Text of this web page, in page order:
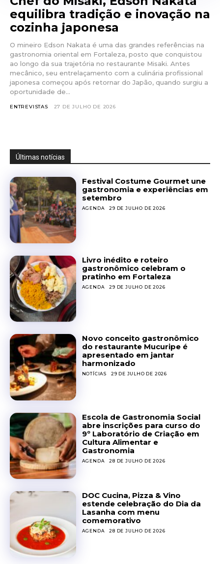
equilibra tradição e inovação na
cozinha japonesa
O mineiro Edson Nakata é uma das grandes referências na
gastronomia oriental em Fortaleza, posto que conquistou
ao longo da sua trajetória no restaurante Misaki. Antes
mecânico, seu entrelaçamento com a culinária profissional
japonesa começou após retornar do Japão, quando surgiu a
oportunidade de...
ENTREVISTAS 27 DE JULHO DE 2026
Últimas notícias
Festival Costume Gourmet une
gastronomia e experiências em
setembro
AGENDA 29 DE JULHO DE 2026
Livro inédito e roteiro
gastronômico celebram o
pratinho em Fortaleza
AGENDA 29 DE JULHO DE 2026
Novo conceito gastronômico
do restaurante Mucuripe é
apresentado em jantar
harmonizado
NOTÍCIAS 29 DE JULHO DE 2026
Escola de Gastronomia Social
abre inscrições para curso do
9º Laboratório de Criação em
Cultura Alimentar e
Gastronomia
AGENDA 28 DE JULHO DE 2026
DOC Cucina, Pizza & Vino
estende celebração do Dia da
Lasanha com menu
comemorativo
AGENDA 28 DE JULHO DE 2026